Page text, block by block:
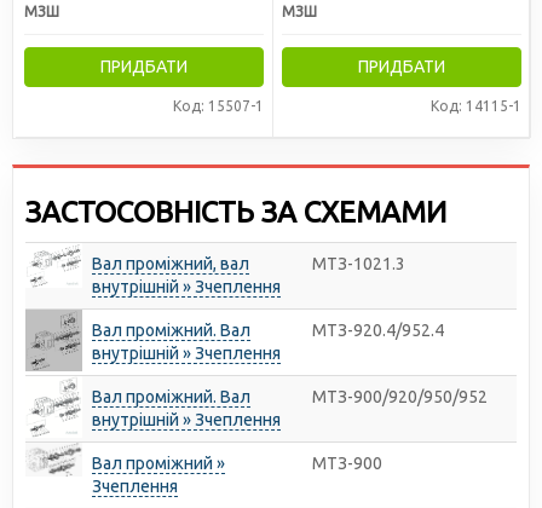
МЗШ
ПРИДБАТИ
Код: 15507-1
МЗШ
ПРИДБАТИ
Код: 14115-1
ЗАСТОСОВНІСТЬ ЗА СХЕМАМИ
Вал проміжний, вал
внутрішній » Зчеплення
МТЗ-1021.3
Вал проміжний. Вал
внутрішній » Зчеплення
МТЗ-920.4/952.4
Вал проміжний. Вал
внутрішній » Зчеплення
МТЗ-900/920/950/952
Вал проміжний »
Зчеплення
МТЗ-900